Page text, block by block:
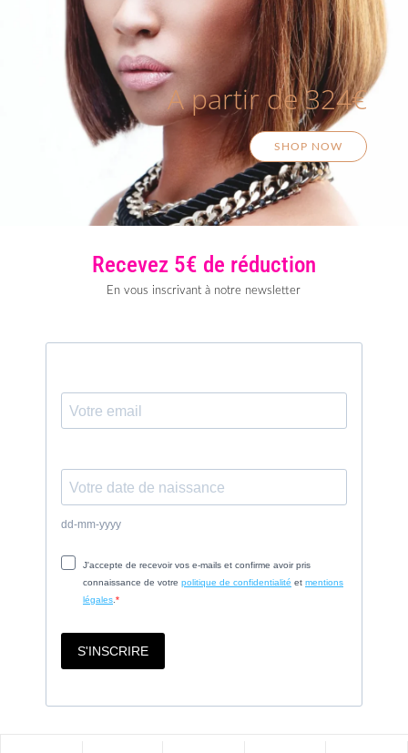
A partir de 324€
SHOP NOW
Recevez 5€ de réduction
En vous inscrivant à notre newsletter